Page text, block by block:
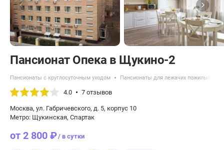
Пансионат Опека в Щукино-2
Пансионаты с круглосуточным уходом Пансионаты для лежачих пожилых
4.0 7 отзывов
Москва, ул. Габричевского, д. 5, корпус 10
Метро: Щукинская, Спартак
от 2 800 ₽/ в сутки